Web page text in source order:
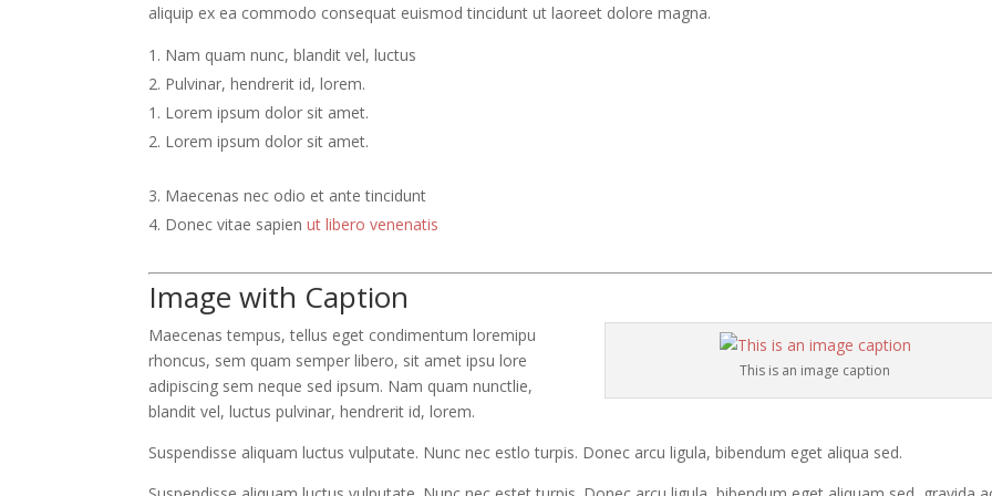
aliquip ex ea commodo consequat euismod tincidunt ut laoreet dolore magna.
Nam quam nunc, blandit vel, luctus
Pulvinar, hendrerit id, lorem.
Lorem ipsum dolor sit amet.
Lorem ipsum dolor sit amet.
Maecenas nec odio et ante tincidunt
Donec vitae sapienut libero venenatis
Image with Caption
This is an image caption
Maecenas tempus, tellus eget condimentum loremipu
rhoncus, sem quam semper libero, sit amet ipsu lore
adipiscing sem neque sed ipsum. Nam quam nunctlie,
blandit vel, luctus pulvinar, hendrerit id, lorem.
Suspendisse aliquam luctus vulputate. Nunc nec estlo turpis. Donec arcu ligula, bibendum eget aliqua sed.